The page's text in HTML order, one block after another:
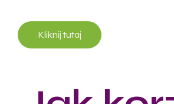
Kliknij tutaj